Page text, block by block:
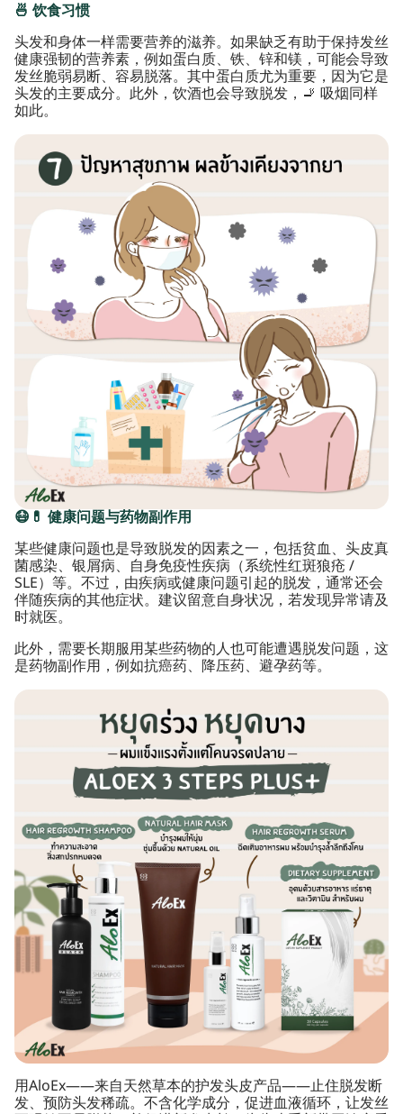
🍜 饮食习惯
头发和身体一样需要营养的滋养。如果缺乏有助于保持发丝
健康强韧的营养素，例如蛋白质、铁、锌和镁，可能会导致
发丝脆弱易断、容易脱落。其中蛋白质尤为重要，因为它是
头发的主要成分。此外，饮酒也会导致脱发，🚬 吸烟同样
如此。
😷💊 健康问题与药物副作用
某些健康问题也是导致脱发的因素之一，包括贫血、头皮真
菌感染、银屑病、自身免疫性疾病（系统性红斑狼疮 /
SLE）等。不过，由疾病或健康问题引起的脱发，通常还会
伴随疾病的其他症状。建议留意自身状况，若发现异常请及
时就医。
此外，需要长期服用某些药物的人也可能遭遇脱发问题，这
是药物副作用，例如抗癌药、降压药、避孕药等。
用AloEx——来自天然草本的护发头皮产品——止住脱发断
发、预防头发稀疏。不含化学成分，促进血液循环，让发丝